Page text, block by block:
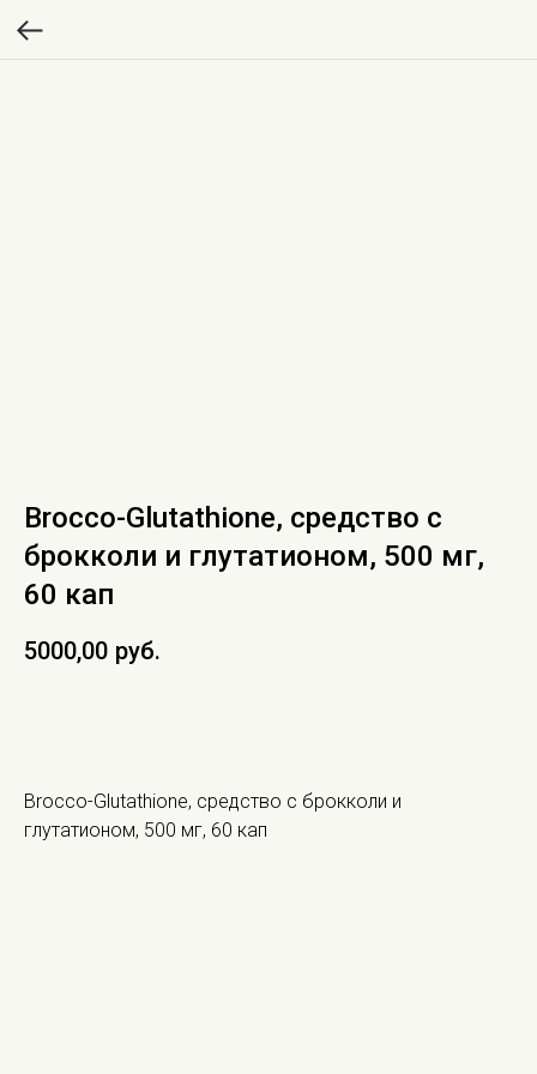
Brocco-Glutathione, средство с
брокколи и глутатионом, 500 мг,
60 кап
5000,00 руб.
Brocco-Glutathione, средство с брокколи и
глутатионом, 500 мг, 60 кап